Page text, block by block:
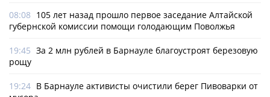
08:08 105 лет назад прошло первое заседание Алтайской
губернской комиссии помощи голодающим Поволжья
19:45 За 2 млн рублей в Барнауле благоустроят березовую
рощу
19:24 В Барнауле активисты очистили берег Пивоварки от